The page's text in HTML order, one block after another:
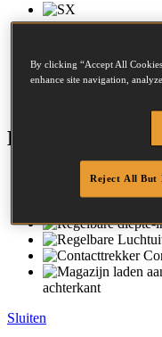
Kroon:5.6 - 5.6mm
Kenmerken
achterkant
Sluiten
By clicking “Accept All
enhance site navigation,
Reject All But